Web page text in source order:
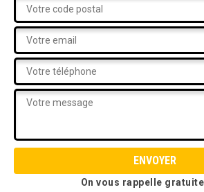
On vous rappelle